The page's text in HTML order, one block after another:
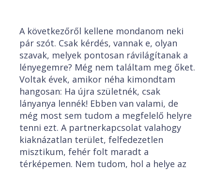
A következőről kellene mondanom neki
pár szót. Csak kérdés, vannak e, olyan
szavak, melyek pontosan rávilágítanak a
lényegemre? Még nem találtam meg őket.
Voltak évek, amikor néha kimondtam
hangosan: Ha újra születnék, csak
lányanya lennék! Ebben van valami, de
még most sem tudom a megfelelő helyre
tenni ezt. A partnerkapcsolat valahogy
kiaknázatlan terület, felfedezetlen
misztikum, fehér folt maradt a
térképemen. Nem tudom, hol a helye az